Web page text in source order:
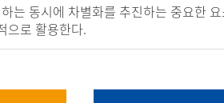
는 동시에 차별화를 추진하는 중요한
으로 활용한다.